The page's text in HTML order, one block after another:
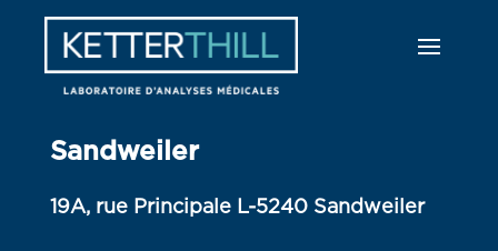
Sandweiler
19A, rue Principale L-5240 Sandweiler